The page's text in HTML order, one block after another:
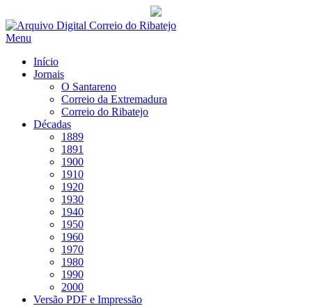
Saltar
para
Menu
Início
Jornais
O Santareno
Correio da Extremadura
Correio do Ribatejo
Décadas
1889
1891
1900
1910
1920
1930
1940
1950
1960
1970
1980
1990
2000
Versão PDF e Impressão